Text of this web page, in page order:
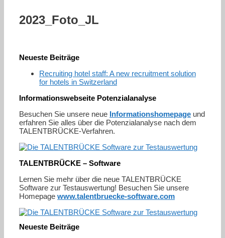
2023_Foto_JL
Neueste Beiträge
Recruiting hotel staff: A new recruitment solution
for hotels in Switzerland
Informationswebseite Potenzialanalyse
Besuchen Sie unsere neue Informationshomepage und
erfahren Sie alles über die Potenzialanalyse nach dem
TALENTBRÜCKE-Verfahren.
TALENTBRÜCKE – Software
Lernen Sie mehr über die neue TALENTBRÜCKE
Software zur Testauswertung! Besuchen Sie unsere
Homepage www.talentbruecke-software.com
Neueste Beiträge